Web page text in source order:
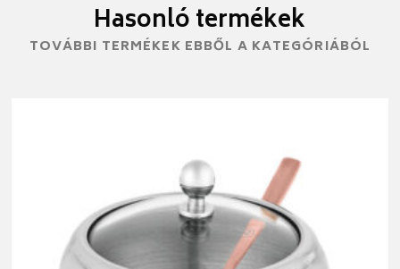
Hasonló termékek
TOVÁBBI TERMÉKEK EBBŐL A KATEGÓRIÁBÓL